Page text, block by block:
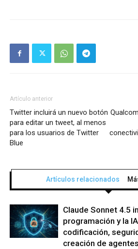
Artículo anterior
Twitter incluirá un nuevo botón
para editar un tweet, al menos
para los usuarios de Twitter
Blue
Artículos relacionados
Claude Sonnet 4.5
programación y la
codificación,
creación de